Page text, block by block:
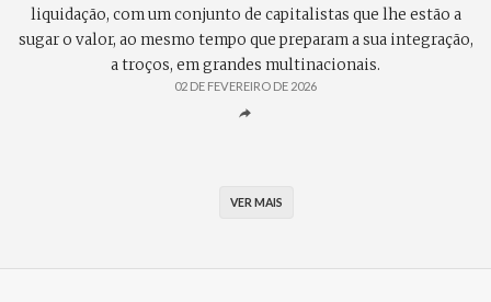
liquidação, com um conjunto de capitalistas que lhe estão a
sugar o valor, ao mesmo tempo que preparam a sua integração,
a troços, em grandes multinacionais.
02 DE FEVEREIRO DE 2026
VER MAIS